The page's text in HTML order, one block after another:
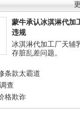
蒙牛承认冰淇淋代加
违规
冰淇淋代加工厂天辅
存脏乱差问题。
条款太霸道
查
格欺诈